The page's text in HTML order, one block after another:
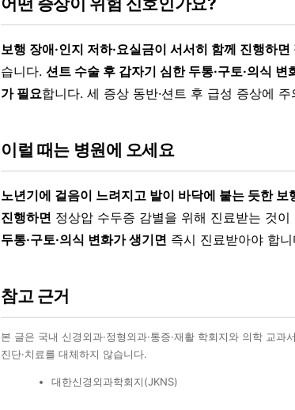
보행 장애·인지 저하·요실금이 서서히 함께 진행하
습니다. 션트 수술 후 갑자기 심한 두통·구토·의식
가 필요합니다. 세 증상 동반·션트 후 급성 증상에 주
이럴 때는 병원에 오세요
노년기에 걸음이 느려지고 발이 바닥에 붙는 듯한 보
진행하면 정상압 수두증 감별을 위해 진료받는 것이
두통·구토·의식 변화가 생기면 즉시 진료받아야 합니
참고 근거
본 글은 국내 신경외과·정형외과·통증·재활 학회지와 의학 교
진단·치료를 대체하지 않습니다.
대한신경외과학회지(JKNS)